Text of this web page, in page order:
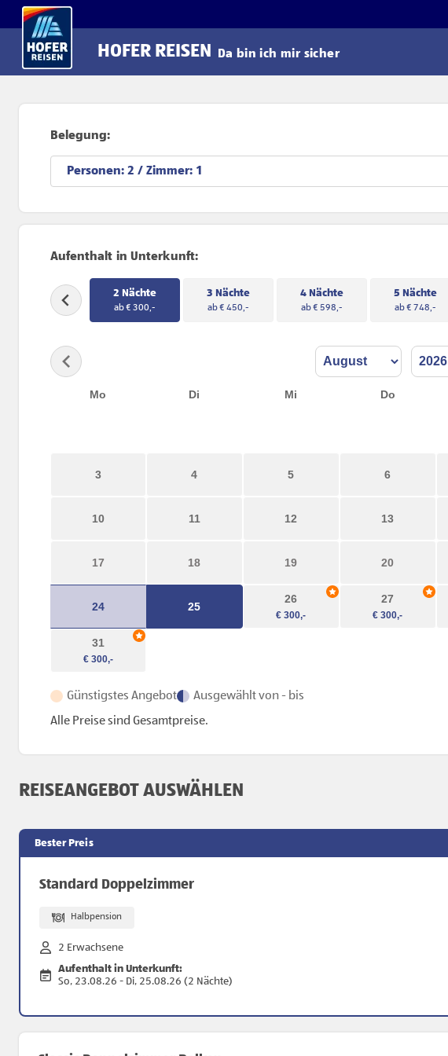
Direkt zum Hauptinhalt
HOFER REISEN Da bin ich mir sicher
Belegung:
Personen: / Zimmer:
Aufenthalt in Unterkunft:
2 Nächte
ab € 300,-
3 Nächte
ab € 450,-
4 Nächte
ab € 598,-
5 Nächte
ab € 748,-
Mo Di Mi Do
3 4 5 6
10 11 12 13
17 18 19 20
24 25
26 27
31
Günstigstes Angebot
Ausgewählt von - bis
Alle Preise sind Gesamtpreise.
REISEANGEBOT AUSWÄHLEN
Bester Preis
Standard Doppelzimmer
Halbpension
2 Erwachsene
Aufenthalt in Unterkunft:
So, 23.08.26 - Di, 25.08.26 (2 Nächte)